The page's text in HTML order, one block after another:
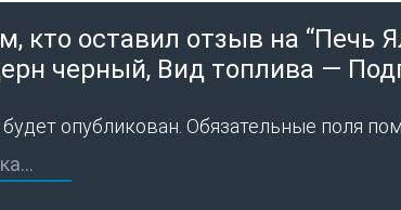
кто оставил отзыв на “Печь
черный, Вид топлива —
опубликован. Обязательные поля